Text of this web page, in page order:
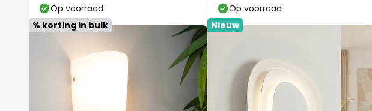
Op voorraad Op voorraad
% korting in bulk
Nieuw